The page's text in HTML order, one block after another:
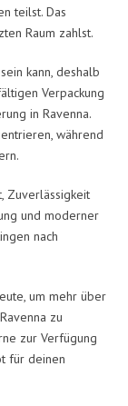
teilst. Das
Raum zahlst.
kann, deshalb
Verpackung
in Ravenna.
während
Zuverlässigkeit
und moderner
nach
um mehr über
zu
zur Verfügung
für deinen